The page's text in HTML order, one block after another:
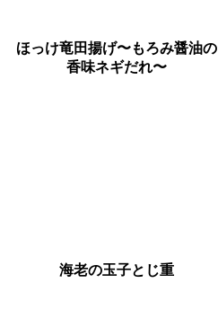
ほっけ竜田揚げ〜もろみ醤油の
香味ネギだれ〜
海老の玉子とじ重